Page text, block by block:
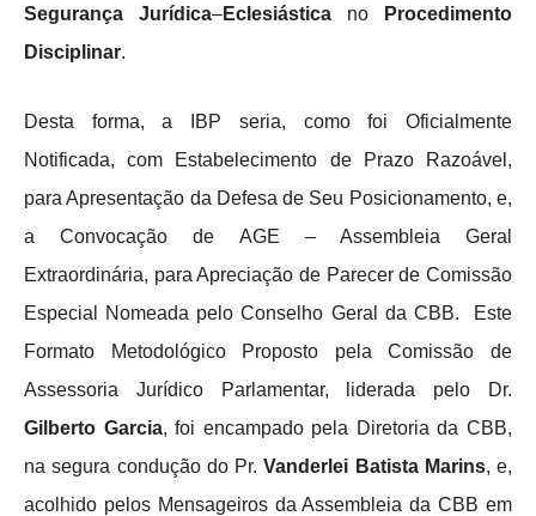
Segurança Jurídica–Eclesiástica no
Procedimento
Disciplinar.
Desta forma, a IBP seria, como foi Oficialmente
Notificada, com Estabelecimento de Prazo Razoável,
para Apresentação da Defesa de Seu Posicionamento, e,
a Convocação de AGE – Assembleia Geral
Extraordinária, para Apreciação de Parecer de Comissão
Especial Nomeada pelo Conselho Geral da CBB. Este
Formato Metodológico Proposto pela Comissão de
Assessoria Jurídico Parlamentar, liderada pelo Dr.
Gilberto Garcia, foi encampado pela Diretoria da CBB,
na segura condução do Pr.Vanderlei Batista Marins, e,
acolhido pelos Mensageiros da Assembleia da CBB em